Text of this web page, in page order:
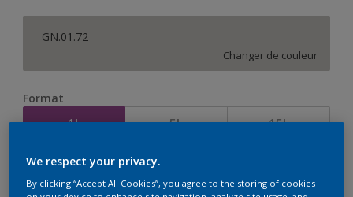
GN.01.72
Changer de couleur
Format
1L 5L 15L
Quantité Calculateur de peinture
We respect your privacy.
By clicking “Accept All Cookies”, you agree to the storing of cookies